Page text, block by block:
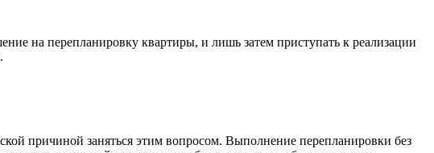
на перепланировку квартиры, и лишь затем приступать к реализации
причиной заняться этим вопросом. Выполнение перепланировки без